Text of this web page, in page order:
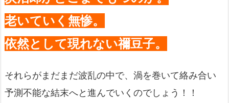
老いていく無惨。
依然として現れない禰豆子。
それらがまだまだ波乱の中で、渦を巻いて絡み合い
予測不能な結末へと進んでいくのでしょう！！